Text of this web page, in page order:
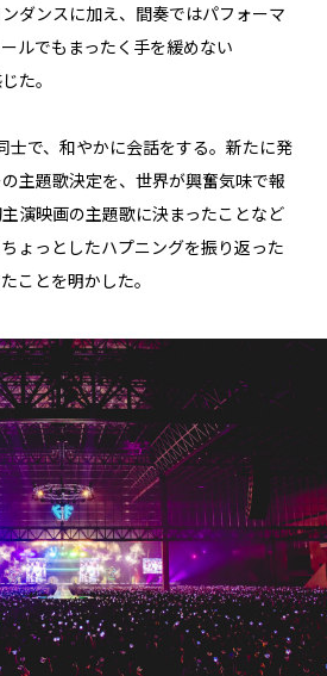
ダンスに加え、間奏ではパフォーマ
ルでもまったく手を緩めない
た。
士で、和やかに会話をする。新たに発
主題歌決定を、世界が興奮気味で報
演映画の主題歌に決まったことなど
ょっとしたハプニングを振り返った
ことを明かした。